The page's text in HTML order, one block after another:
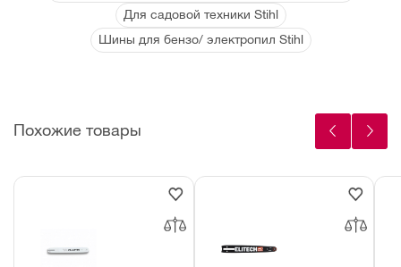
Для садовой техники Stihl
Шины для бензо/ электропил Stihl
Похожие товары